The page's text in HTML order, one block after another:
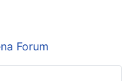
Forum